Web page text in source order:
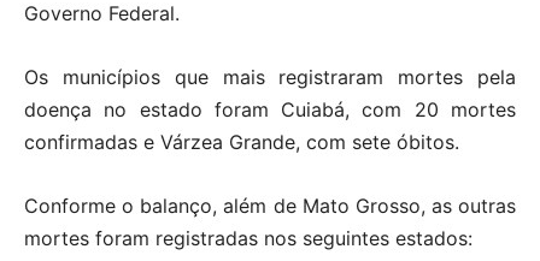
Governo Federal.
Os municípios que mais registraram mortes pela
doença no estado foram Cuiabá, com 20 mortes
confirmadas e Várzea Grande, com sete óbitos.
Conforme o balanço, além de Mato Grosso, as outras
mortes foram registradas nos seguintes estados: